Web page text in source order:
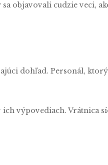
cudzie veci,
dohľad. Personál,
ich výpovediach. Vrátnica